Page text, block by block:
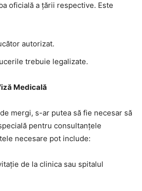
oficială a țării respective. Este
autorizat.
trebuie legalizate.
Medicală
mergi, s-ar putea să fie necesar să
pentru consultanțele
necesare pot include:
de la clinica sau spitalul